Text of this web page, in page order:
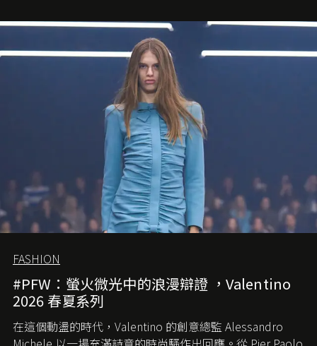
FASHION
#PFW：螢火微光中的浪漫辯證 ，Valentino
2026 春夏系列
在這個動盪的時代， Valentino 的創意總監 Alessandro